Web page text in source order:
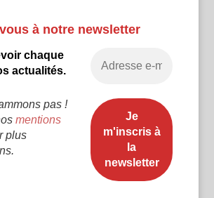
à notre newsletter
chaque
actualités.
pas !
mentions
plus